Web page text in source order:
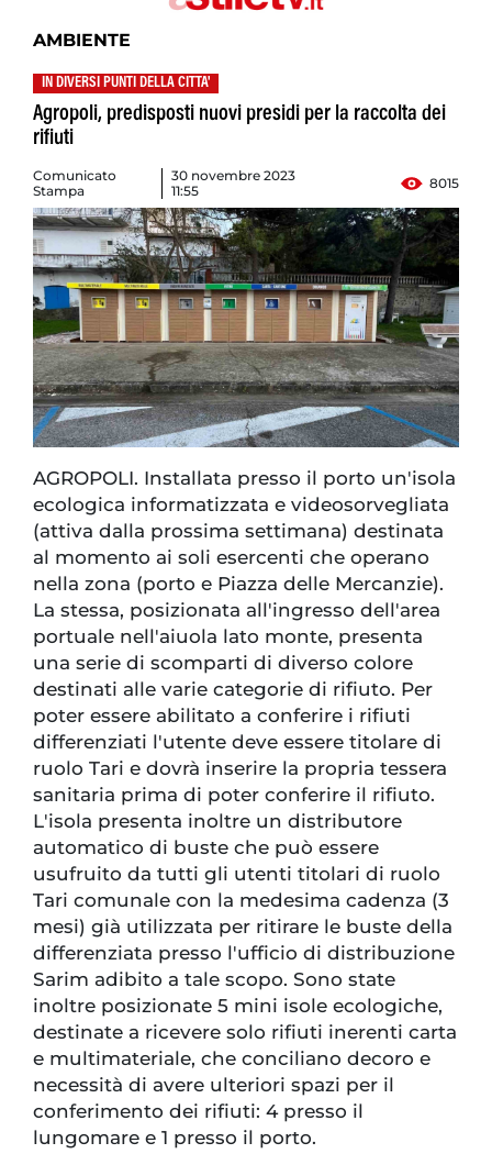
AMBIENTE
IN DIVERSI PUNTI DELLA CITTA'
Agropoli, predisposti nuovi presidi per la raccolta dei
rifiuti
Comunicato
Stampa
30 novembre 2023
11:55
8015
AGROPOLI. Installata presso il porto un'isola
ecologica informatizzata e videosorvegliata
(attiva dalla prossima settimana) destinata
al momento ai soli esercenti che operano
nella zona (porto e Piazza delle Mercanzie).
La stessa, posizionata all'ingresso dell'area
portuale nell'aiuola lato monte, presenta
una serie di scomparti di diverso colore
destinati alle varie categorie di rifiuto. Per
poter essere abilitato a conferire i rifiuti
differenziati l'utente deve essere titolare di
ruolo Tari e dovrà inserire la propria tessera
sanitaria prima di poter conferire il rifiuto.
L'isola presenta inoltre un distributore
automatico di buste che può essere
usufruito da tutti gli utenti titolari di ruolo
Tari comunale con la medesima cadenza (3
mesi) già utilizzata per ritirare le buste della
differenziata presso l'ufficio di distribuzione
Sarim adibito a tale scopo. Sono state
inoltre posizionate 5 mini isole ecologiche,
destinate a ricevere solo rifiuti inerenti carta
e multimateriale, che conciliano decoro e
necessità di avere ulteriori spazi per il
conferimento dei rifiuti: 4 presso il
lungomare e 1 presso il porto.